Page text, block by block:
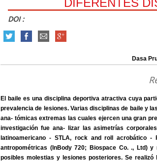
DIFERENTES
DOI :
Dasa
El baile es una disciplina deportiva atractiva cuya
prevalencia de lesiones. Varias disciplinas de baile y
ana- tómicas extremas las cuales ejercen una gran
investigación fue ana- lizar las asimetrías
latinoamericano - STLA, rock and roll acrobático
antropométricas (InBody 720; Biospace Co. ., Ltd)
posibles molestias y lesiones posteriores. Se